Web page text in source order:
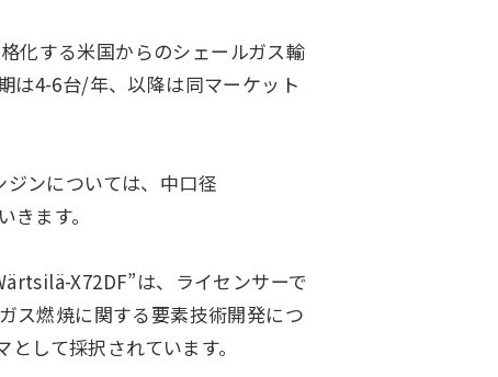
化する米国からのシェールガス輸
は4-6台/年、以降は同マーケット
ンについては、中口径
ます。
X72DF”は、ライセンサーで
ス燃焼に関する要素技術開発につ
して採択されています。